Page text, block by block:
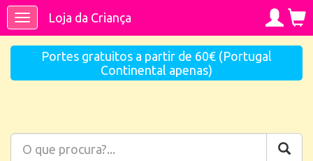
ToggleLoja da Criança
Portes gratuitos a partir de 60€ (Portugal
Continental apenas)